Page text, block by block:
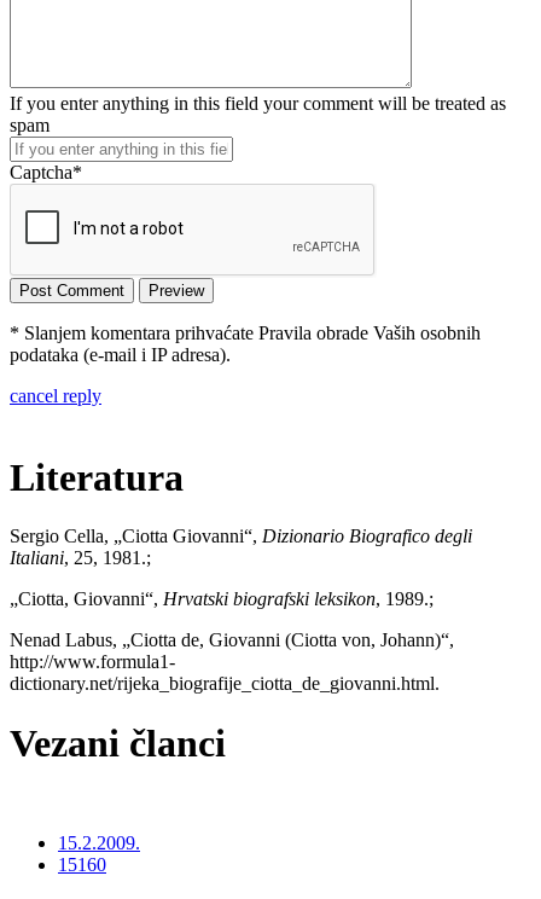
If you enter anything in this field your comment will be treated as
spam
Captcha*
* Slanjem komentara prihvaćate Pravila obrade Vaših osobnih
podataka (e-mail i IP adresa).
cancel reply
Literatura
Sergio Cella, „Ciotta Giovanni“, Dizionario Biografico degli
Italiani, 25, 1981.;
„Ciotta, Giovanni“, Hrvatski biografski leksikon, 1989.;
Nenad Labus, „Ciotta de, Giovanni (Ciotta von, Johann)“,
http://www.formula1-
dictionary.net/rijeka_biografije_ciotta_de_giovanni.html.
Vezani članci
15.2.2009.
15160